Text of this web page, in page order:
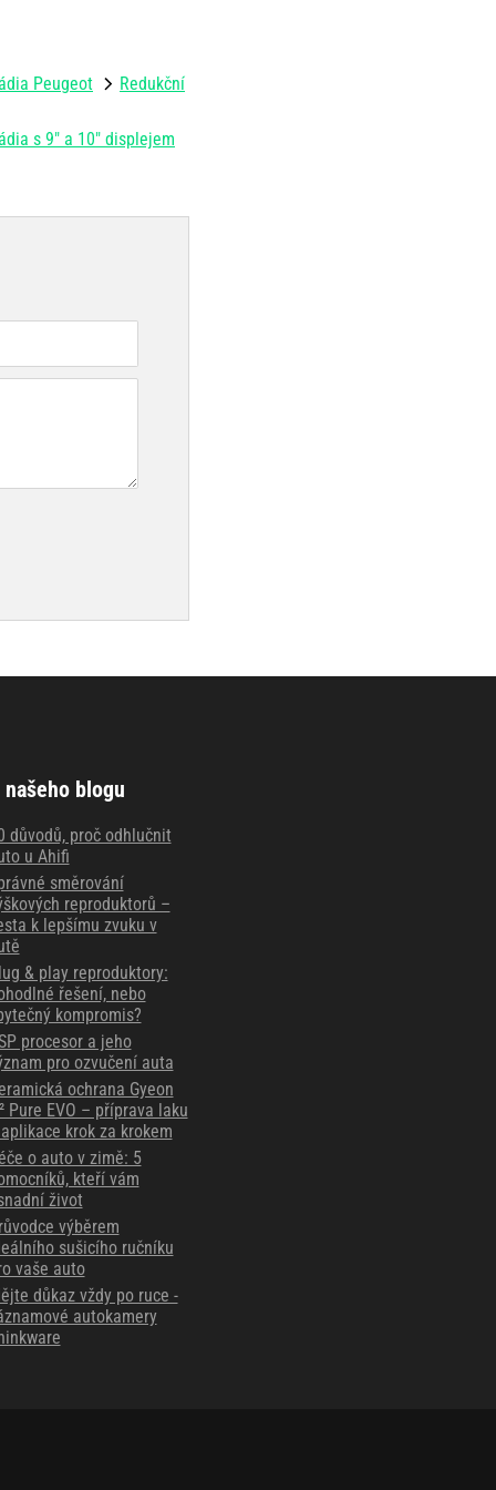
Peugeot
Redukční
s 9" a 10" displejem
našeho blogu
důvodů, proč odhlučnit
u Ahifi
směrování
reproduktorů –
k lepšímu zvuku v
& play reproduktory:
řešení, nebo
kompromis?
procesor a jeho
pro ozvučení auta
ochrana Gyeon
Pure EVO – příprava laku
krok za krokem
o auto v zimě: 5
kteří vám
život
výběrem
sušicího ručníku
vaše auto
důkaz vždy po ruce -
autokamery